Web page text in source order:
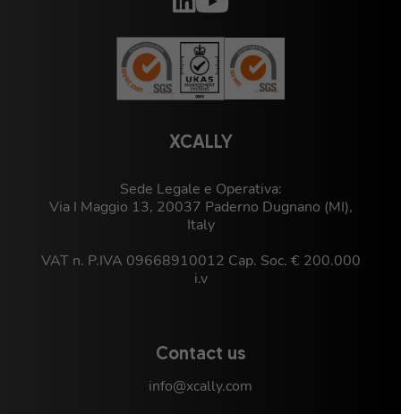
XCALLY
Sede Legale e Operativa:
Via I Maggio 13, 20037 Paderno Dugnano (MI),
Italy
VAT n. P.IVA 09668910012 Cap. Soc. € 200.000
i.v
Contact us
info@xcally.com